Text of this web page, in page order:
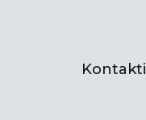
Kontakti